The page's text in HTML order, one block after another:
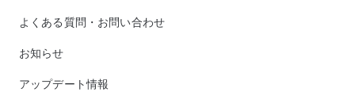
よくある質問・お問い合わせ
お知らせ
アップデート情報